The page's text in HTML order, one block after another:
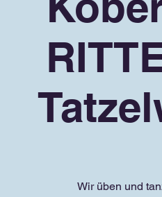
Wir üben und